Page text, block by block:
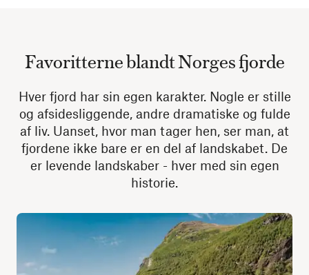
Favoritterne blandt Norges fjorde
Hver fjord har sin egen karakter. Nogle er stille
og afsidesliggende, andre dramatiske og fulde
af liv. Uanset, hvor man tager hen, ser man, at
fjordene ikke bare er en del af landskabet. De
er levende landskaber - hver med sin egen
historie.